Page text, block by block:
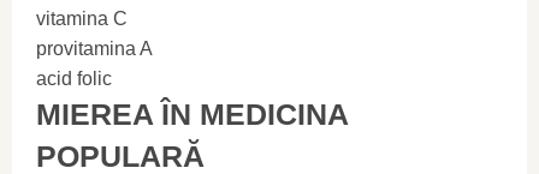
vitamina C
provitamina A
acid folic
MIEREA ÎN MEDICINA
POPULARĂ